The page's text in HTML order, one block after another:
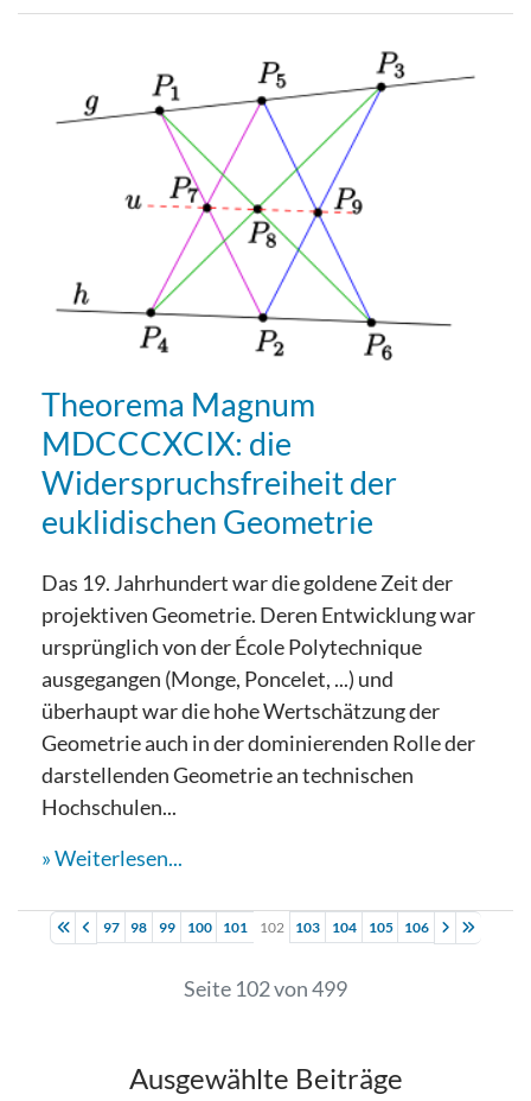
Theorema Magnum
MDCCCXCIX: die
Widerspruchsfreiheit der
euklidischen Geometrie
Das 19. Jahrhundert war die goldene Zeit der
projektiven Geometrie. Deren Entwicklung war
ursprünglich von der École Polytechnique
ausgegangen (Monge, Poncelet, ...) und
überhaupt war die hohe Wertschätzung der
Geometrie auch in der dominierenden Rolle der
darstellenden Geometrie an technischen
Hochschulen...
Weiterlesen...
97 98 99 100 101 102 103 104 105 106
Seite 102 von 499
Ausgewählte Beiträge